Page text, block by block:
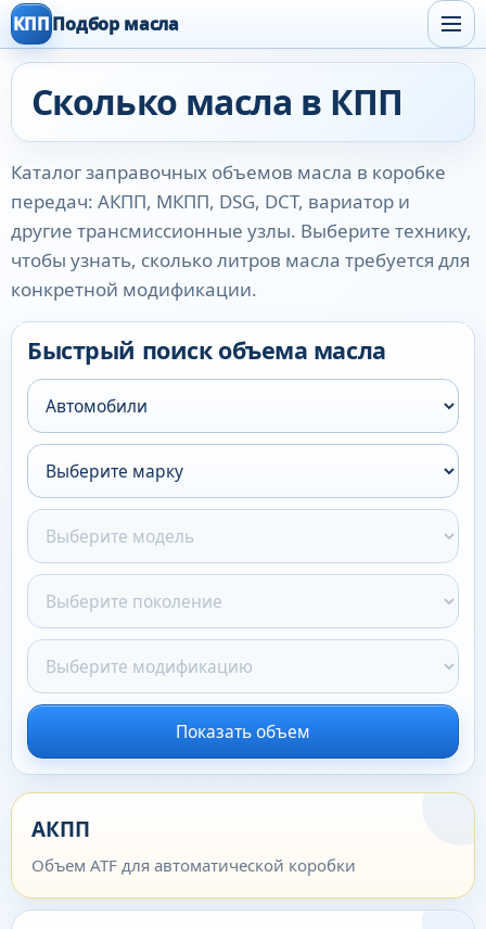
КПППодбор масла
Сколько масла в КПП
Каталог заправочных объемов масла в коробке
передач: АКПП, МКПП, DSG, DCT, вариатор и
другие трансмиссионные узлы. Выберите технику,
чтобы узнать, сколько литров масла требуется для
конкретной модификации.
Быстрый поиск объема масла
Показать объем
АКПП
Объем ATF для автоматической коробки